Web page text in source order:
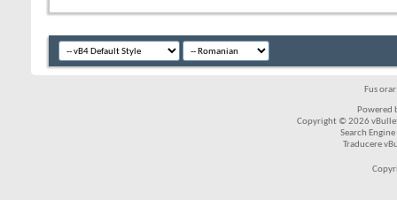
Fus
Powered
Copyright © 2026
Search
Traducere